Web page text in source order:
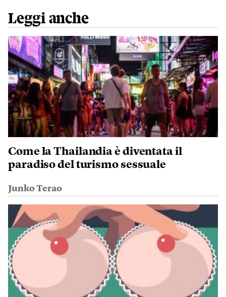
Leggi anche
Come la Thailandia è diventata il
paradiso del turismo sessuale
Junko Terao